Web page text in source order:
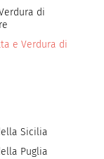
di
e Verdura di
Sicilia
Puglia